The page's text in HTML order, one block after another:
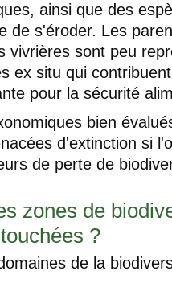
ainsi que des
de s'éroder. Les
vivrières sont peu
ex situ qui
pour la sécurité
bien
d'extinction si
de perte de
zones de
?
de la